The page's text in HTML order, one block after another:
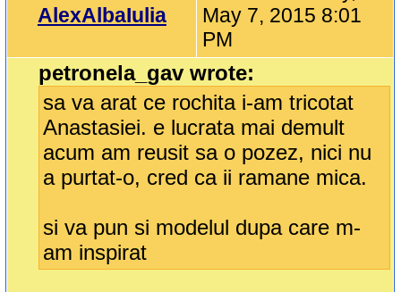
AlexAlbaIulia
May 7, 2015 8:01
PM
petronela_gav wrote:
sa va arat ce rochita i-am tricotat
Anastasiei. e lucrata mai demult
acum am reusit sa o pozez, nici nu
a purtat-o, cred ca ii ramane mica.
si va pun si modelul dupa care m-
am inspirat